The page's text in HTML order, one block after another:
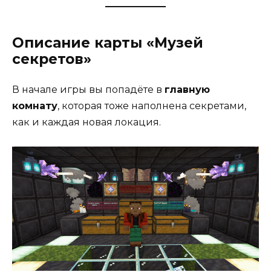
Описание карты «Музей
секретов»
В начале игры вы попадёте в главную
комнату, которая тоже наполнена секретами,
как и каждая новая локация.